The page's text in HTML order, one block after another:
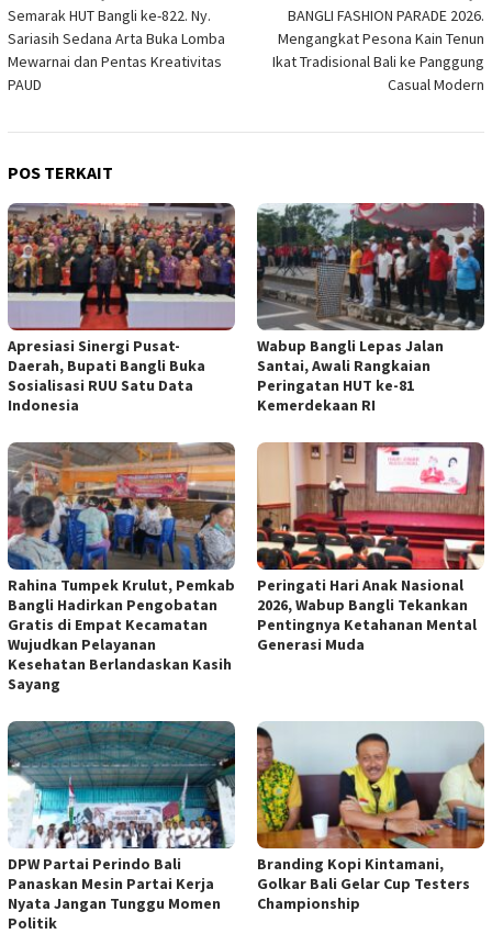
pos
Semarak HUT Bangli ke-822. Ny.
Sariasih Sedana Arta Buka Lomba
Mewarnai dan Pentas Kreativitas
PAUD
BANGLI FASHION PARADE 2026.
Mengangkat Pesona Kain Tenun
Ikat Tradisional Bali ke Panggung
Casual Modern
POS TERKAIT
Apresiasi Sinergi Pusat-
Daerah, Bupati Bangli Buka
Sosialisasi RUU Satu Data
Indonesia
Wabup Bangli Lepas Jalan
Santai, Awali Rangkaian
Peringatan HUT ke-81
Kemerdekaan RI
Rahina Tumpek Krulut, Pemkab
Bangli Hadirkan Pengobatan
Gratis di Empat Kecamatan
Wujudkan Pelayanan
Kesehatan Berlandaskan Kasih
Sayang
Peringati Hari Anak Nasional
2026, Wabup Bangli Tekankan
Pentingnya Ketahanan Mental
Generasi Muda
DPW Partai Perindo Bali
Panaskan Mesin Partai Kerja
Nyata Jangan Tunggu Momen
Politik
Branding Kopi Kintamani,
Golkar Bali Gelar Cup Testers
Championship